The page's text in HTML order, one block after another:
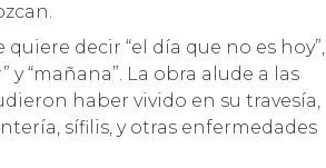
decir “el día que no es hoy”,
“mañana”. La obra alude a las
haber vivido en su travesía,
sífilis, y otras enfermedades